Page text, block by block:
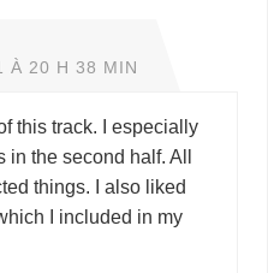
À 20 H 38 MIN
this track. I especially
in the second half. All
things. I also liked
I included in my